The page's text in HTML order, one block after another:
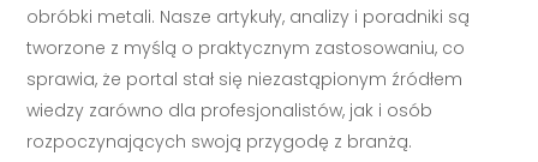
obróbki metali. Nasze artykuły, analizy i poradniki są
tworzone z myślą o praktycznym zastosowaniu, co
sprawia, że portal stał się niezastąpionym źródłem
wiedzy zarówno dla profesjonalistów, jak i osób
rozpoczynających swoją przygodę z branżą.